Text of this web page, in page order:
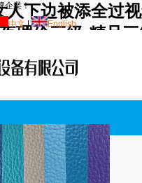
下边被添全过
理伦三级-精品
免费看-亚洲精
企業！
中文| English